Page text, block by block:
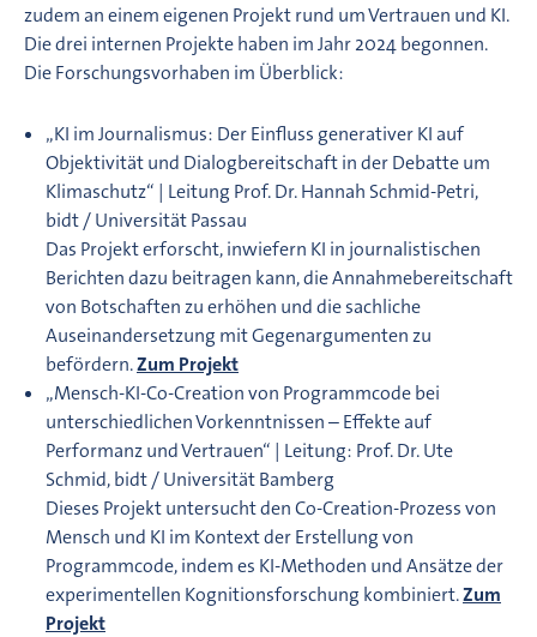
zudem an einem eigenen Projekt rund um Vertrauen und KI.
Die drei internen Projekte haben im Jahr 2024 begonnen.
Die Forschungsvorhaben im Überblick:
„KI im Journalismus: Der Einfluss generativer KI auf
Objektivität und Dialogbereitschaft in der Debatte um
Klimaschutz“ | Leitung Prof. Dr. Hannah Schmid-Petri,
bidt / Universität Passau
Das Projekt erforscht, inwiefern KI in journalistischen
Berichten dazu beitragen kann, die Annahmebereitschaft
von Botschaften zu erhöhen und die sachliche
Auseinandersetzung mit Gegenargumenten zu
befördern.Zum Projekt
„Mensch-KI-Co-Creation von Programmcode bei
unterschiedlichen Vorkenntnissen – Effekte auf
Performanz und Vertrauen“ | Leitung: Prof. Dr. Ute
Schmid, bidt / Universität Bamberg
Dieses Projekt untersucht den Co-Creation-Prozess von
Mensch und KI im Kontext der Erstellung von
Programmcode, indem es KI-Methoden und Ansätze der
experimentellen Kognitionsforschung kombiniert.Zum
Projekt